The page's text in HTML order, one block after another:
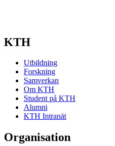
KTH
Utbildning
Forskning
Samverkan
Om KTH
Student på KTH
Alumni
KTH Intranät
Organisation